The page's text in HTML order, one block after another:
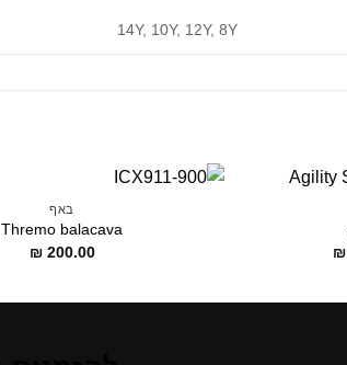
14Y, 10Y, 12Y, 8Y
₪דילוג
באף
Thremo balacava
₪200.00